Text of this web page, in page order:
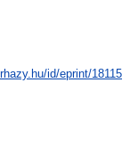
id/eprint/18115